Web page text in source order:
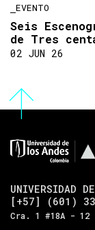
EVENTO
Seis
de Tres
02 JUN 26
UNIVERSIDAD
[+57] (601)
Cra. 1 #18A - 12